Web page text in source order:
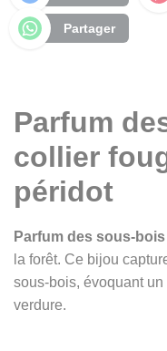
Partager
Parfum
collier
péridot
Parfum des sous-bois
la forêt. Ce bijou
sous-bois, évoquant
verdure.